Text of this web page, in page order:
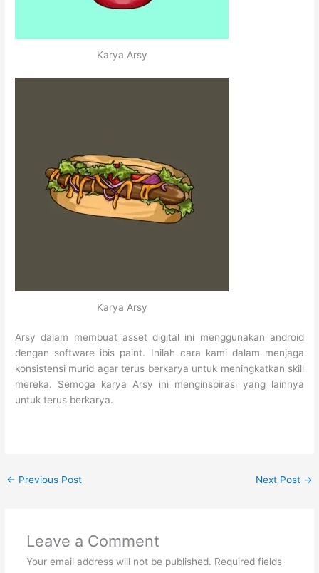
Karya Arsy
Karya Arsy
Arsy dalam membuat asset digital ini menggunakan android
dengan software ibis paint. Inilah cara kami dalam menjaga
konsistensi murid agar terus berkarya untuk meningkatkan skill
mereka. Semoga karya Arsy ini menginspirasi yang lainnya
untuk terus berkarya.
← Previous Post Next Post →
Leave a Comment
Your email address will not be published. Required fields